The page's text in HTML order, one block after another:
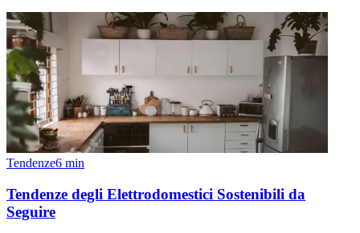
Tendenze6 min
Tendenze degli Elettrodomestici Sostenibili da
Seguire